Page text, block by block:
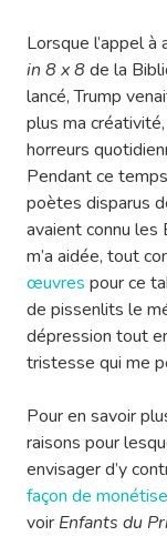
Lorsque l’appel à
in 8 x 8de la
lancé, Trump
plus ma
horreurs
Pendant ce
poètes disparus
avaient connu
m’a aidée, tout
œuvres pour ce
de pissenlits le
dépression tout
tristesse qui me
Pour en savoir
raisons pour
envisager d’y
façon de
voir Enfants du